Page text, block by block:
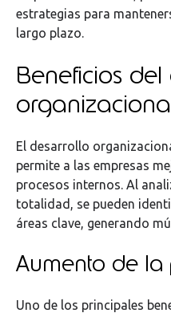
estrategias para
largo plazo.
Beneficios
El desarrollo
permite a las empresas
procesos internos. Al
totalidad, se pueden
áreas clave, generando
Aumento de
Uno de los principales